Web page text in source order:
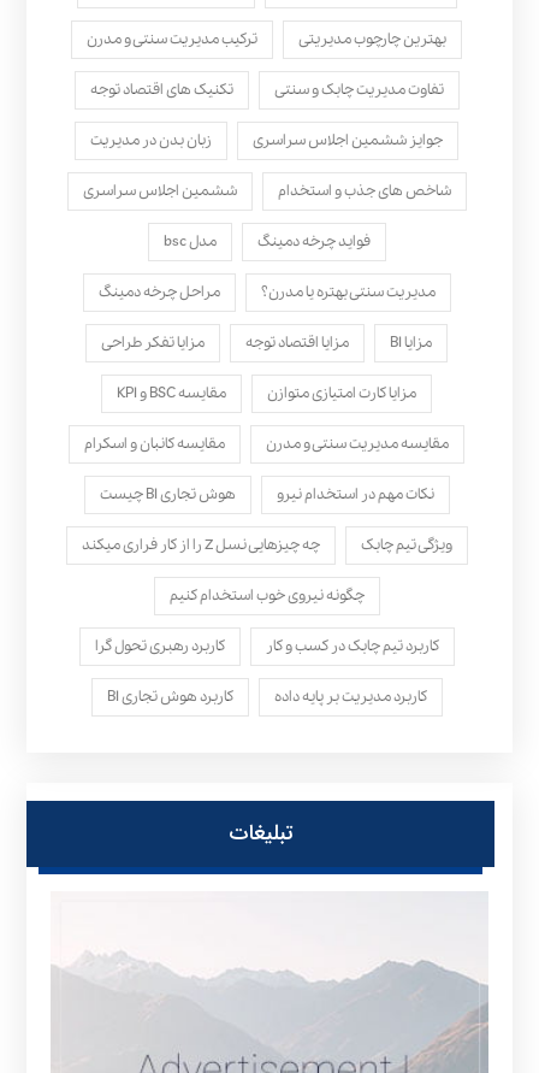
بهترین چارچوب مدیریتی ترکیب مدیریت سنتی و مدرن
تفاوت مدیریت چابک و سنتی تکنیک های اقتصاد توجه
جوایز ششمین اجلاس سراسری زبان بدن در مدیریت
شاخص های جذب و استخدام ششمین اجلاس سراسری
فواید چرخه دمینگ مدل bsc
مدیریت سنتی بهتره یا مدرن؟ مراحل چرخه دمینگ
مزایا BI مزایا اقتصاد توجه مزایا تفکر طراحی
مزایا کارت امتیازی متوازن مقایسه BSC و KPI
مقایسه مدیریت سنتی و مدرن مقایسه کانبان و اسکرام
نکات مهم در استخدام نیرو هوش تجاری BI چیست
ویژگی تیم چابک چه چیزهایی نسل Z را از کار فراری میکند
چگونه نیروی خوب استخدام کنیم
کاربرد تیم چابک در کسب و کار کاربرد رهبری تحول‌ گرا
کاربرد مدیریت بر پایه داده کاربرد هوش تجاری BI
تبلیغات